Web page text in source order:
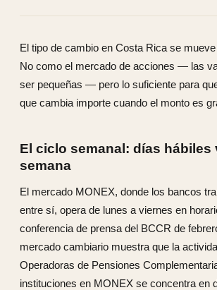
El tipo de cambio en Costa Rica se
No como el mercado de acciones — las
ser pequeñas — pero lo suficiente para
que cambia importe cuando el monto es
El ciclo semanal: días hábiles
semana
El mercado MONEX, donde los bancos
entre sí, opera de lunes a viernes en
conferencia de prensa del BCCR de
mercado cambiario muestra que la
Operadoras de Pensiones
instituciones en MONEX se concentra en